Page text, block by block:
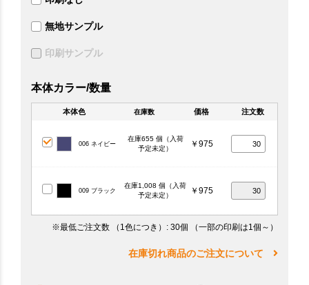
無地サンプル
印刷サンプル
本体カラー/数量
本体色 在庫数 価格 注文数
006 ネイビー
在庫655 個（入荷
予定未定）
￥975
009 ブラック
在庫1,008 個（入荷
予定未定）
￥975
※最低ご注文数 （1色につき） : 30個 （一部の印刷は1個～）
在庫切れ商品のご注文について